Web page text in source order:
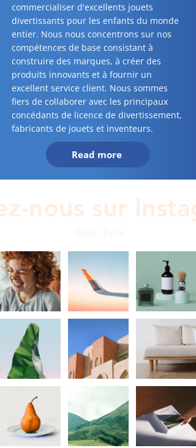
commercialiser d'excellents jouets
divertissants pour les enfants du monde
entier. Nous nous concentrons sur nos
compétences de base consistant à
construire des marques, à créer des
produits innovants et à fournir un
excellent service client. Nous sommes
fiers de collaborer avec les principaux
concédants de licence de divertissement,
fabricants de jouets et inventeurs.
Read more
nous sur
#wix
@wix